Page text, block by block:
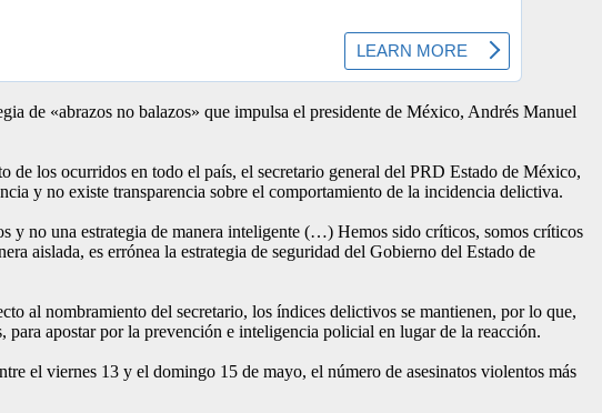
de «abrazos no balazos» que impulsa el presidente de México, Andrés Manuel
de los ocurridos en todo el país, el secretario general del PRD Estado de México,
y no existe transparencia sobre el comportamiento de la incidencia delictiva.
y no una estrategia de manera inteligente (…) Hemos sido críticos, somos críticos
aislada, es errónea la estrategia de seguridad del Gobierno del Estado de
al nombramiento del secretario, los índices delictivos se mantienen, por lo que,
apostar por la prevención e inteligencia policial en lugar de la reacción.
el viernes 13 y el domingo 15 de mayo, el número de asesinatos violentos más